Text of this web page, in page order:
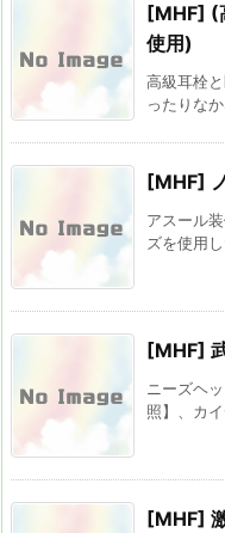
[MHF] (
使用)
高級耳栓
ったりな
[MHF]
アスール
ズを使用
[MHF]
ニーズヘ
照】、カ
[MHF]